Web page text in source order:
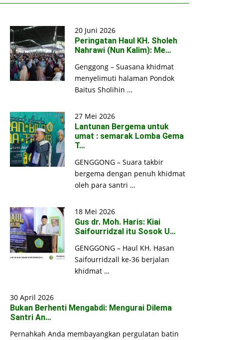
20 Juni 2026
Peringatan Haul KH. Sholeh
Nahrawi (Nun Kalim): Me…
Genggong – Suasana khidmat
menyelimuti halaman Pondok
Baitus Sholihin …
27 Mei 2026
Lantunan Bergema untuk
umat : semarak Lomba Gema
T…
GENGGONG – Suara takbir
bergema dengan penuh khidmat
oleh para santri …
18 Mei 2026
Gus dr. Moh. Haris: Kiai
Saifourridzal itu Sosok U…
GENGGONG – Haul KH. Hasan
Saifourridzall ke-36 berjalan
khidmat …
30 April 2026
Bukan Berhenti Mengabdi: Mengurai Dilema
Santri An…
Pernahkah Anda membayangkan pergulatan batin